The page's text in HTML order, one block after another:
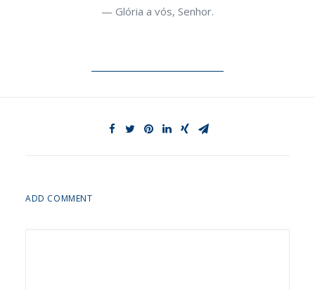
— Glória a vós, Senhor.
ADD COMMENT